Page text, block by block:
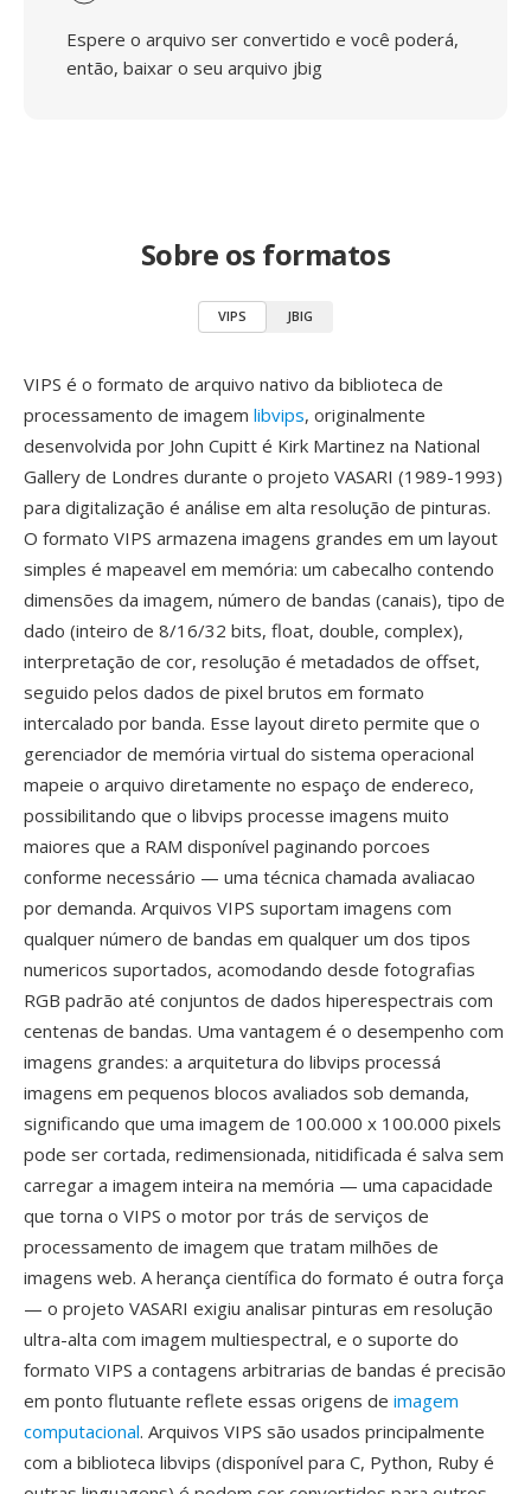
Espere o arquivo ser convertido e você poderá,
então, baixar o seu arquivo jbig
Sobre os formatos
VIPS JBIG
VIPS é o formato de arquivo nativo da biblioteca de
processamento de imagem libvips, originalmente
desenvolvida por John Cupitt é Kirk Martinez na National
Gallery de Londres durante o projeto VASARI (1989-1993)
para digitalização é análise em alta resolução de pinturas.
O formato VIPS armazena imagens grandes em um layout
simples é mapeavel em memória: um cabecalho contendo
dimensões da imagem, número de bandas (canais), tipo de
dado (inteiro de 8/16/32 bits, float, double, complex),
interpretação de cor, resolução é metadados de offset,
seguido pelos dados de pixel brutos em formato
intercalado por banda. Esse layout direto permite que o
gerenciador de memória virtual do sistema operacional
mapeie o arquivo diretamente no espaço de endereco,
possibilitando que o libvips processe imagens muito
maiores que a RAM disponível paginando porcoes
conforme necessário — uma técnica chamada avaliacao
por demanda. Arquivos VIPS suportam imagens com
qualquer número de bandas em qualquer um dos tipos
numericos suportados, acomodando desde fotografias
RGB padrão até conjuntos de dados hiperespectrais com
centenas de bandas. Uma vantagem é o desempenho com
imagens grandes: a arquitetura do libvips processá
imagens em pequenos blocos avaliados sob demanda,
significando que uma imagem de 100.000 x 100.000 pixels
pode ser cortada, redimensionada, nitidificada é salva sem
carregar a imagem inteira na memória — uma capacidade
que torna o VIPS o motor por trás de serviços de
processamento de imagem que tratam milhões de
imagens web. A herança científica do formato é outra força
— o projeto VASARI exigiu analisar pinturas em resolução
ultra-alta com imagem multiespectral, e o suporte do
formato VIPS a contagens arbitrarias de bandas é precisão
em ponto flutuante reflete essas origens de imagem
computacional. Arquivos VIPS são usados principalmente
com a biblioteca libvips (disponível para C, Python, Ruby é